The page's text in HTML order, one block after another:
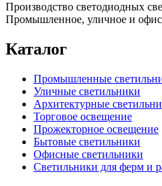
Производство светодиодных
Промышленное, уличное и
Каталог
Промышленные
Уличные светильники
Архитектурные
Торговое освещение
Прожекторное освещение
Бытовые светильники
Офисные светильники
Светильники для ферм и